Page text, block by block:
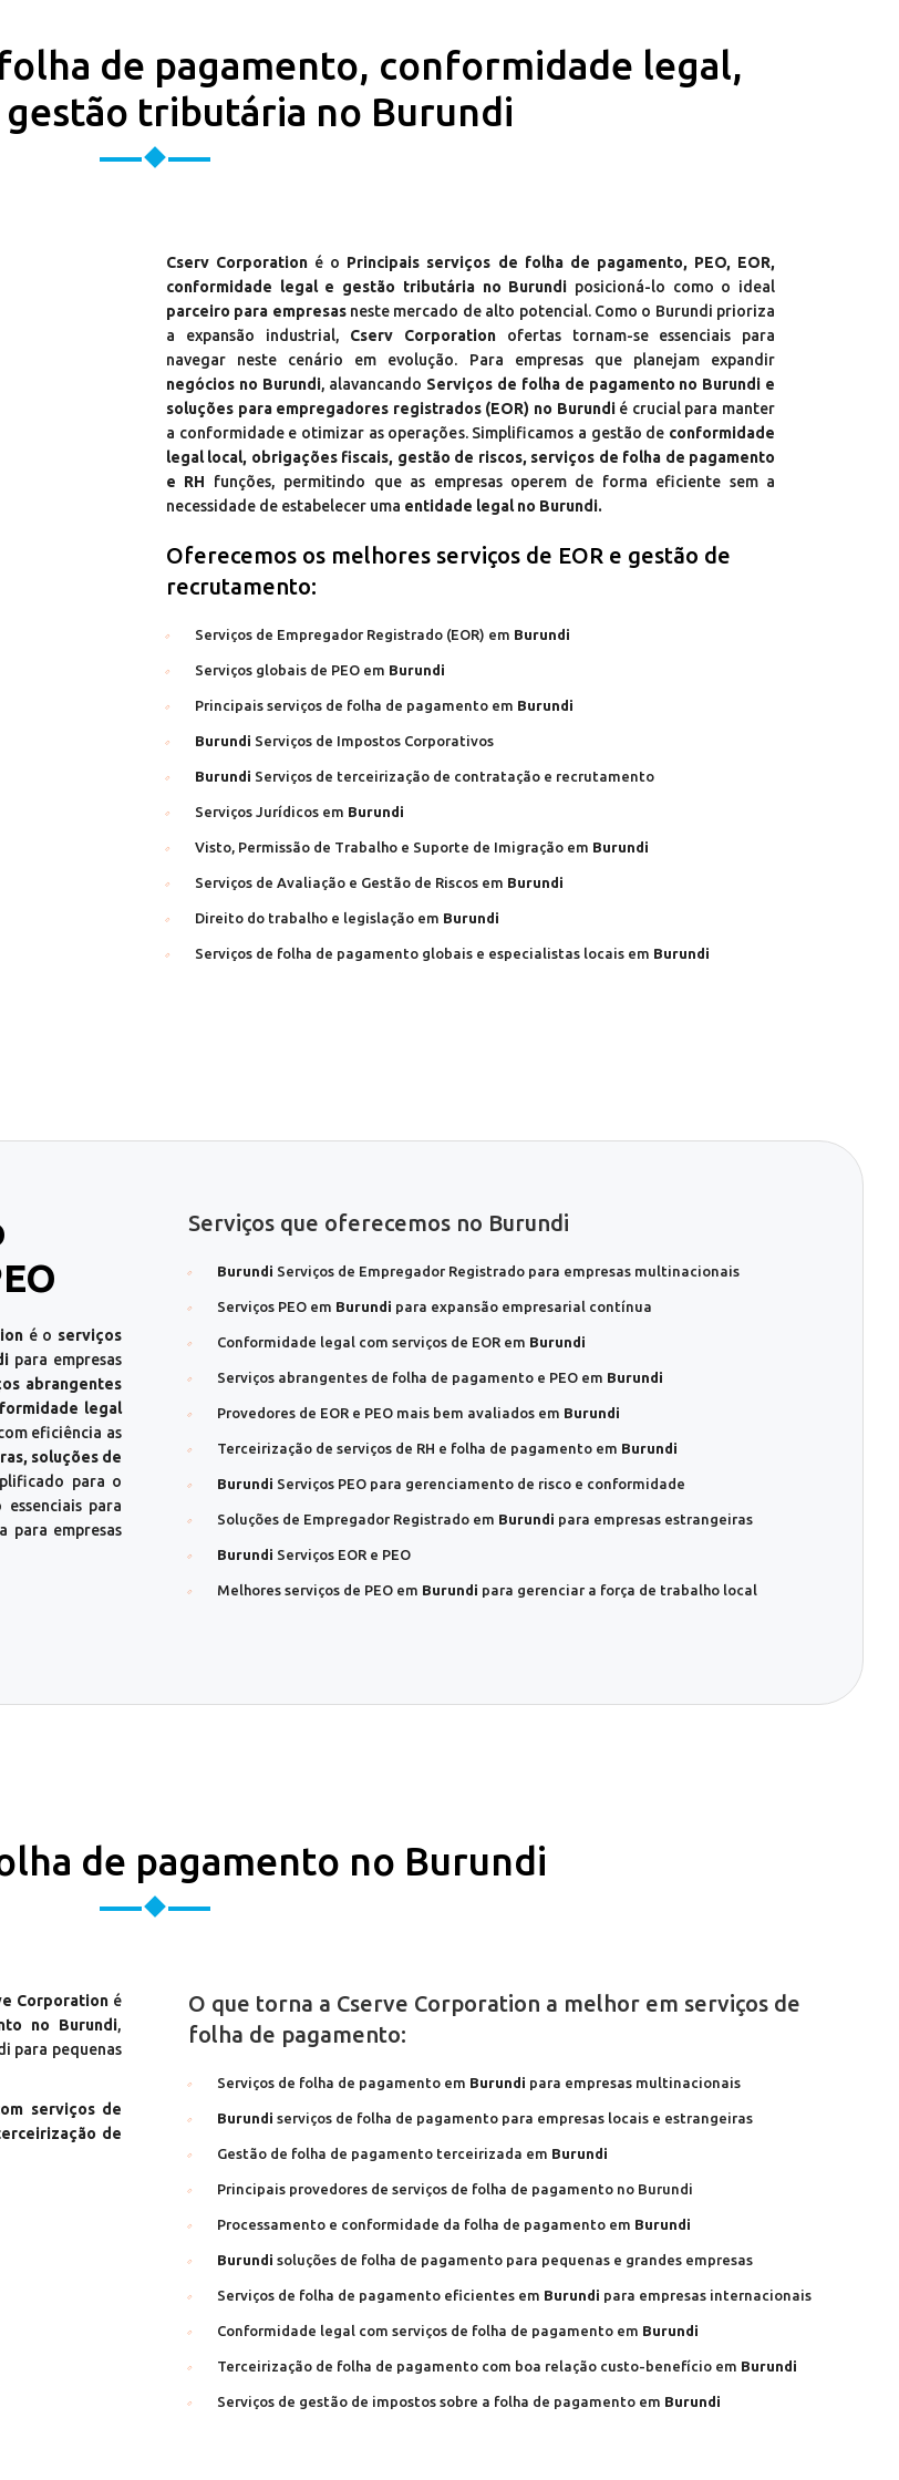
de pagamento, conformidade legal,
gestão tributária no Burundi
Cserv Corporation é o Principais serviços de folha de pagamento, PEO, EOR,
conformidade legal e gestão tributária no Burundi posicioná-lo como o ideal
parceiro para empresasneste mercado de alto potencial. Como o Burundi prioriza
a expansão industrial, Cserv Corporation ofertas tornam-se essenciais para
navegar neste cenário em evolução. Para empresas que planejam expandir
negócios no Burundi, alavancando Serviços de folha de pagamento no Burundi e
soluções para empregadores registrados (EOR) no Burundié crucial para manter
a conformidade e otimizar as operações. Simplificamos a gestão de conformidade
legal local, obrigações fiscais, gestão de riscos, serviços de folha de pagamento
e RH funções, permitindo que as empresas operem de forma eficiente sem a
necessidade de estabelecer uma entidade legal no Burundi.
Oferecemos os melhores serviços de EOR e gestão de
recrutamento:
Serviços de Empregador Registrado (EOR) em Burundi
Serviços globais de PEO em Burundi
Principais serviços de folha de pagamento em Burundi
Burundi Serviços de Impostos Corporativos
Burundi Serviços de terceirização de contratação e recrutamento
Serviços Jurídicos em Burundi
Visto, Permissão de Trabalho e Suporte de Imigração em Burundi
Serviços de Avaliação e Gestão de Riscos em Burundi
Direito do trabalho e legislação em Burundi
Serviços de folha de pagamento globais e especialistas locais em Burundi
é o serviços
para empresas
abrangentes
legal
eficiência as
soluções de
para o
para
para empresas
Serviços que oferecemos no Burundi
Burundi Serviços de Empregador Registrado para empresas multinacionais
Serviços PEO em Burundi para expansão empresarial contínua
Conformidade legal com serviços de EOR em Burundi
Serviços abrangentes de folha de pagamento e PEO em Burundi
Provedores de EOR e PEO mais bem avaliados em Burundi
Terceirização de serviços de RH e folha de pagamento em Burundi
Burundi Serviços PEO para gerenciamento de risco e conformidade
Soluções de Empregador Registrado em Burundi para empresas estrangeiras
Burundi Serviços EOR e PEO
Melhores serviços de PEO em Burundi para gerenciar a força de trabalho local
de pagamento no Burundi
Corporationé
no Burundi,
para pequenas
serviços de
de
O que torna a Cserve Corporation a melhor em serviços de
folha de pagamento:
Serviços de folha de pagamento em Burundi para empresas multinacionais
Burundi serviços de folha de pagamento para empresas locais e estrangeiras
Gestão de folha de pagamento terceirizada em Burundi
Principais provedores de serviços de folha de pagamento no Burundi
Processamento e conformidade da folha de pagamento em Burundi
Burundi soluções de folha de pagamento para pequenas e grandes empresas
Serviços de folha de pagamento eficientes em Burundi para empresas internacionais
Conformidade legal com serviços de folha de pagamento em Burundi
Terceirização de folha de pagamento com boa relação custo-benefício em Burundi
Serviços de gestão de impostos sobre a folha de pagamento em Burundi